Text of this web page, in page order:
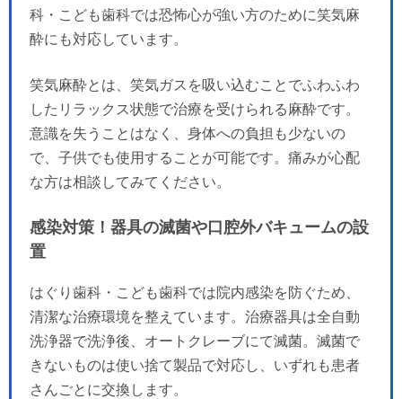
科・こども歯科では恐怖心が強い方のために笑気麻
酔にも対応しています。
笑気麻酔とは、笑気ガスを吸い込むことでふわふわ
したリラックス状態で治療を受けられる麻酔です。
意識を失うことはなく、身体への負担も少ないの
で、子供でも使用することが可能です。痛みが心配
な方は相談してみてください。
感染対策！器具の滅菌や口腔外バキュームの設
置
はぐり歯科・こども歯科では院内感染を防ぐため、
清潔な治療環境を整えています。治療器具は全自動
洗浄器で洗浄後、オートクレーブにて滅菌。滅菌で
きないものは使い捨て製品で対応し、いずれも患者
さんごとに交換します。